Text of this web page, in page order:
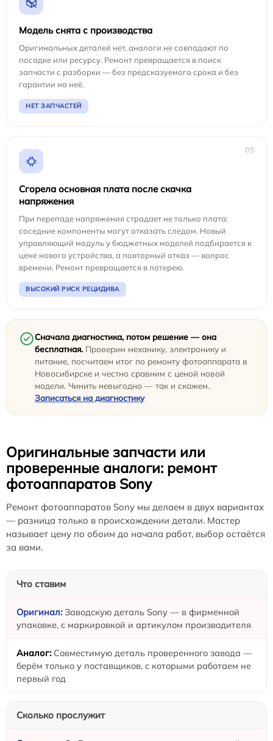
Модель снята с производства
Оригинальных деталей нет, аналоги не совпадают по
посадке или ресурсу. Ремонт превращается в поиск
запчасти с разборки — без предсказуемого срока и без
гарантии на неё.
НЕТ ЗАПЧАСТЕЙ
05
Сгорела основная плата после скачка
напряжения
При перепаде напряжения страдает не только плата:
соседние компоненты могут отказать следом. Новый
управляющий модуль у бюджетных моделей подбирается к
цене нового устройства, а повторный отказ — вопрос
времени. Ремонт превращается в лотерею.
ВЫСОКИЙ РИСК РЕЦИДИВА
Сначала диагностика, потом решение — она
бесплатная. Проверим механику, электронику и
питание, посчитаем итог по ремонту фотоаппарата в
Новосибирске и честно сравним с ценой новой
модели. Чинить невыгодно — так и скажем.
Записаться на диагностику
Оригинальные запчасти или
проверенные аналоги: ремонт
фотоаппаратов Sony
Ремонт фотоаппаратов Sony мы делаем в двух вариантах
— разница только в происхождении детали. Мастер
называет цену по обоим до начала работ, выбор остаётся
за вами.
Что ставим
Заводскую деталь Sony — в фирменной
упаковке, с маркировкой и артикулом производителя
Совместимую деталь проверенного завода —
берём только у поставщиков, с которыми работаем не
первый год
Сколько прослужит